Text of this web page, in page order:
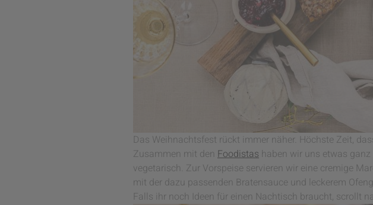
Das Weihnachtsfest rückt immer näher. Höchste Zeit,
Zusammen mit den Foodistas haben wir uns etwas
vegetarisch. Zur Vorspeise servieren wir eine cremige
mit der dazu passenden Bratensauce und leckerem
Falls ihr noch Ideen für einen Nachtisch braucht, scrollt